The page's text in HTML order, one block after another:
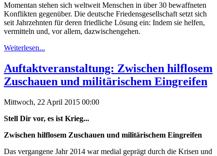
Momentan stehen sich weltweit Menschen in über 30 bewaffneten
Konflikten gegenüber. Die deutsche Friedensgesellschaft setzt sich
seit Jahrzehnten für deren friedliche Lösung ein: Indem sie helfen,
vermitteln und, vor allem, dazwischengehen.
Weiterlesen...
Auftaktveranstaltung: Zwischen hilflosem
Zuschauen und militärischem Eingreifen
Mittwoch, 22 April 2015 00:00
Stell Dir vor, es ist Krieg...
Zwischen hilflosem Zuschauen und militärischem Eingreifen
Das vergangene Jahr 2014 war medial geprägt durch die Krisen und